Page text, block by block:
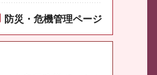
防災・危機管理ページ